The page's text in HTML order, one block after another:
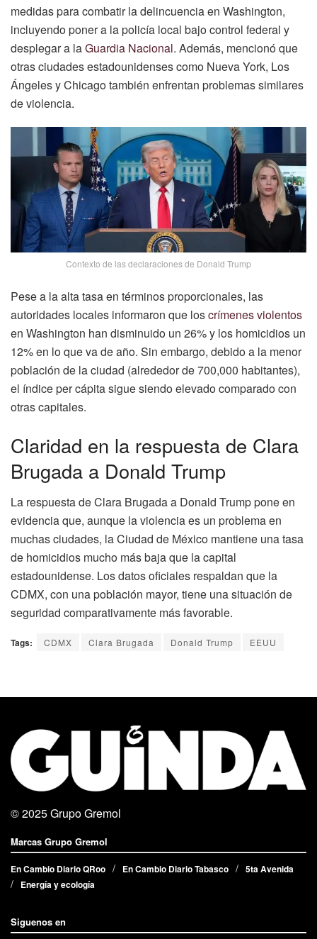
medidas para combatir la delincuencia en Washington,
incluyendo poner a la policía local bajo control federal y
desplegar a laGuardia Nacional. Además, mencionó que
otras ciudades estadounidenses como Nueva York, Los
Ángeles y Chicago también enfrentan problemas similares
de violencia.
Contexto de las declaraciones de Donald Trump
Pese a la alta tasa en términos proporcionales, las
autoridades locales informaron que loscrímenes violentos
en Washington han disminuido un 26% y los homicidios un
12% en lo que va de año. Sin embargo, debido a la menor
población de la ciudad (alrededor de 700,000 habitantes),
el índice per cápita sigue siendo elevado comparado con
otras capitales.
Claridad en la respuesta de Clara
Brugada a Donald Trump
La respuesta de Clara Brugada a Donald Trump pone en
evidencia que, aunque la violencia es un problema en
muchas ciudades, la Ciudad de México mantiene una tasa
de homicidios mucho más baja que la capital
estadounidense. Los datos oficiales respaldan que la
CDMX, con una población mayor, tiene una situación de
seguridad comparativamente más favorable.
Tags: CDMX Clara Brugada Donald Trump EEUU
© 2025Grupo Gremol
Marcas Grupo Gremol
En Cambio Diario QRoo En Cambio Diario Tabasco
5ta Avenida
Energía y ecología
Siguenos en